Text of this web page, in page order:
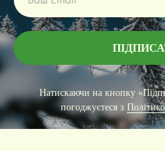
Натискаючи на кнопку
погоджуєтеся з